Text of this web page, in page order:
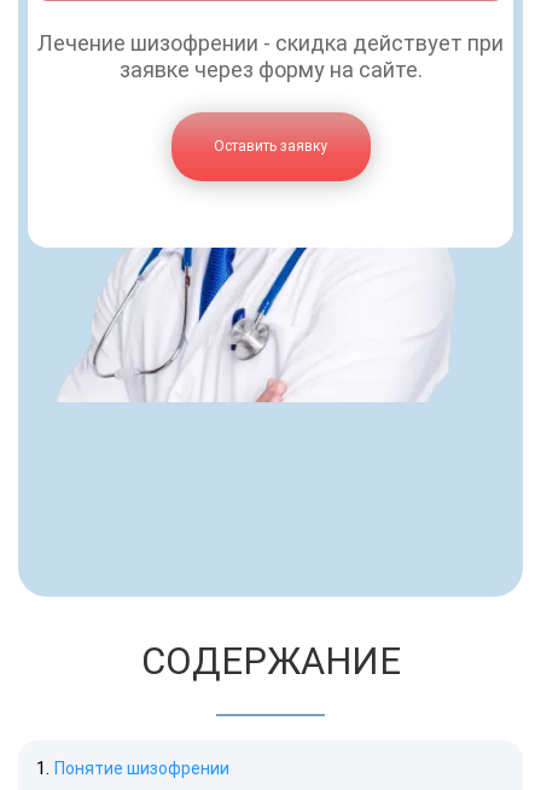
Лечение шизофрении - скидка действует при
заявке через форму на сайте.
Оставить заявку
СОДЕРЖАНИЕ
Понятие шизофрении